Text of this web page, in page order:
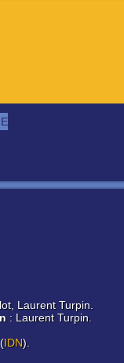
Laurent Turpin.
: Laurent Turpin.
IDN).